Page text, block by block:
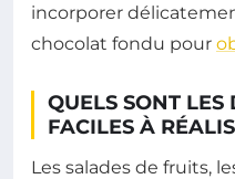
incorporer
chocolat fondu pour
QUELS SONT LES
FACILES À
Les salades de fruits,